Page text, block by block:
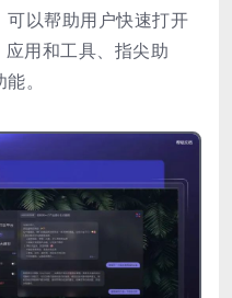
以帮助用户快速打开
用和工具、指尖助
。